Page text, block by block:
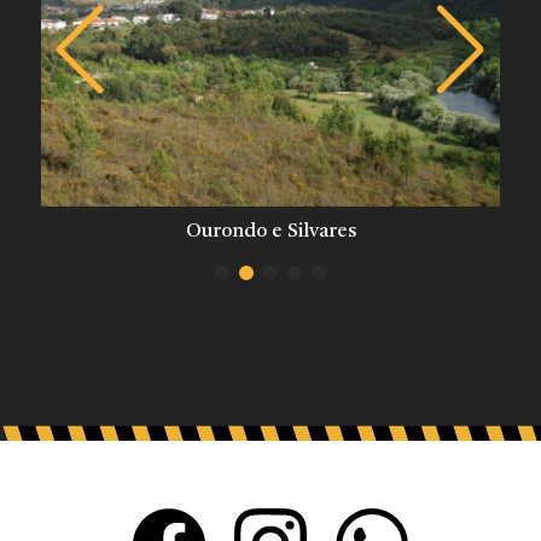
Vale do Zêzere
Ourondo e Silvares